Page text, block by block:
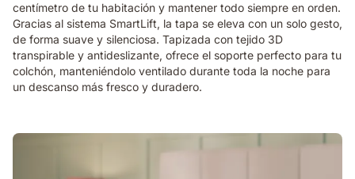
centímetro de tu habitación y mantener todo siempre en orden.
Gracias al sistema SmartLift, la tapa se eleva con un solo gesto,
de forma suave y silenciosa. Tapizada con tejido 3D
transpirable y antideslizante, ofrece el soporte perfecto para tu
colchón, manteniéndolo ventilado durante toda la noche para
un descanso más fresco y duradero.
Persona